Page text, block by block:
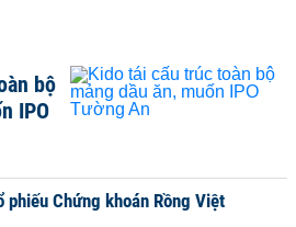
bộ
IPO
phiếu Chứng khoán Rồng Việt